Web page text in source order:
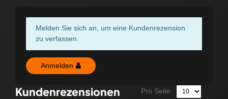
Melden Sie sich an, um eine Kundenrezension
zu verfassen.
Anmelden
Kundenrezensionen Pro Seite